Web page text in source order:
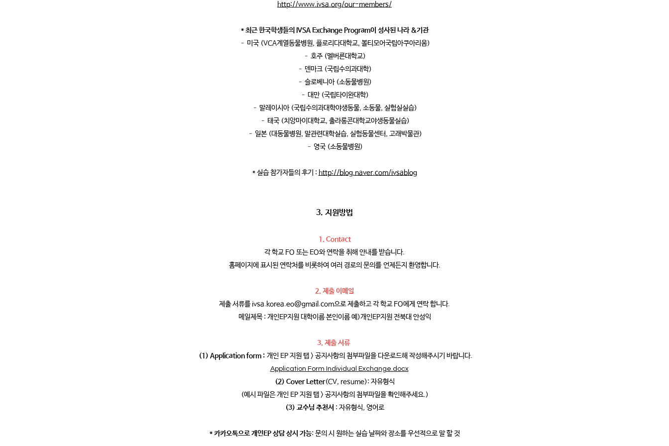
http://www.ivsa.org/our-members/
* 최근 한국학생들의 IVSA Exchange Program이 성사된 나라 &기관
– 미국 (VCA계열동물병원, 플로리다대학교, 볼티모어국립아쿠아리움)
– 호주 (멜버른대학교)
– 덴마크 (국립수의과대학)
– 슬로베니아 (소동물병원)
– 대만 (국립타이완대학)
– 말레이시아 (국립수의과대학야생동물, 소동물, 실험실실습)
– 태국 (치앙마이대학교, 출라롱콘대학교야생동물실습)
– 일본 (대동물병원, 말관련대학실습, 실험동물센터, 고래박물관)
– 영국 (소동물병원)
* 실습 참가자들의 후기 : http://blog.naver.com/ivsablog
3. 지원방법
1. Contact
각 학교 FO 또는 EO와 연락을 취해 안내를 받습니다.
홈페이지에 표시된 연락처를 비롯하여 여러 경로의 문의를 언제든지 환영합니다.
2. 제출 이메일
제출 서류를ivsa.korea.eo@gmail.com으로 제출하고 각 학교 FO에게 연락 합니다.
메일제목 : 개인EP지원 대학이름 본인이름 예)개인EP지원 전북대 안성익
3. 제출 서류
(1) Application form :개인 EP 지원 탭 > 공지사항의 첨부파일을 다운로드해 작성해주시기 바랍니다.
Application Form Individual Exchange.docx
(2) Cover Letter(CV, resume): 자유형식
(예시 파일은 개인 EP 지원 탭 > 공지사항의 첨부파일을 확인해주세요.)
(3) 교수님 추천서 : 자유형식, 영어로
* 카카오톡으로 개인EP 상담 상시 가능: 문의 시 원하는 실습 날짜와 장소를 우선적으로 말 할 것